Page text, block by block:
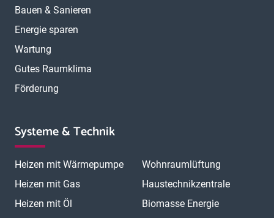
Bauen & Sanieren
Energie sparen
Wartung
Gutes Raumklima
Förderung
Systeme & Technik
Heizen mit Wärmepumpe
Heizen mit Gas
Heizen mit Öl
Wohnraumlüftung
Haustechnikzentrale
Biomasse Energie